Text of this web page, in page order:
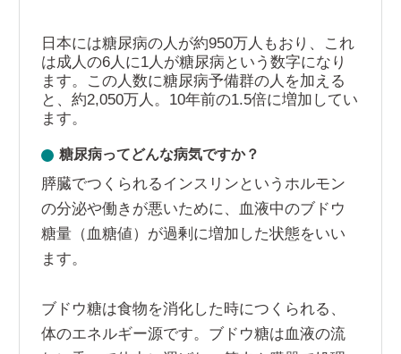
日本には糖尿病の人が約950万人もおり、これ
は成人の6人に1人が糖尿病という数字になり
ます。この人数に糖尿病予備群の人を加える
と、約2,050万人。10年前の1.5倍に増加してい
ます。
糖尿病ってどんな病気ですか？
膵臓でつくられるインスリンというホルモン
の分泌や働きが悪いために、血液中のブドウ
糖量（血糖値）が過剰に増加した状態をいい
ます。
ブドウ糖は食物を消化した時につくられる、
体のエネルギー源です。ブドウ糖は血液の流